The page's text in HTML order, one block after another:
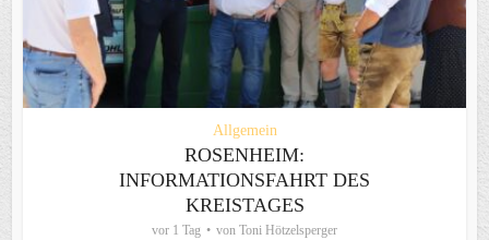
Allgemein
ROSENHEIM:
INFORMATIONSFAHRT DES
KREISTAGES
vor 1 Tag von Toni Hötzelsperger